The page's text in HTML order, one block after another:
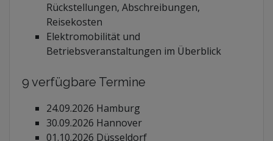
Rückstellungen, Abschreibungen,
Reisekosten
Elektromobilität und
Betriebsveranstaltungen im Überblick
9 verfügbare Termine
24.09.2026 Hamburg
30.09.2026 Hannover
01.10.2026 Düsseldorf